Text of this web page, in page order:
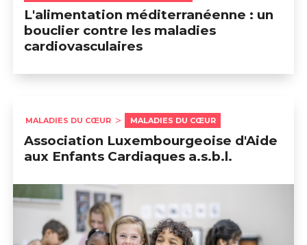
L'alimentation méditerranéenne : un
bouclier contre les maladies
cardiovasculaires
MALADIES DU CŒUR MALADIES DU CŒUR
Association Luxembourgeoise d'Aide
aux Enfants Cardiaques a.s.b.l.